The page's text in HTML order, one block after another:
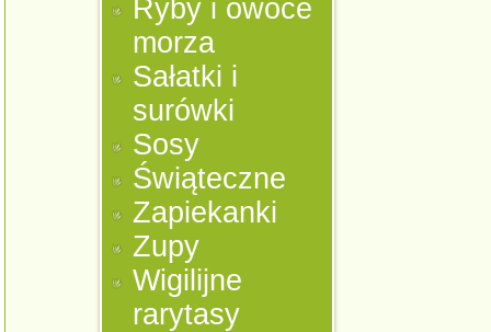
Ryby i owoce
morza
Sałatki i
surówki
Sosy
Świąteczne
Zapiekanki
Zupy
Wigilijne
rarytasy